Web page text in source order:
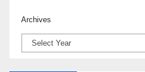
Archives